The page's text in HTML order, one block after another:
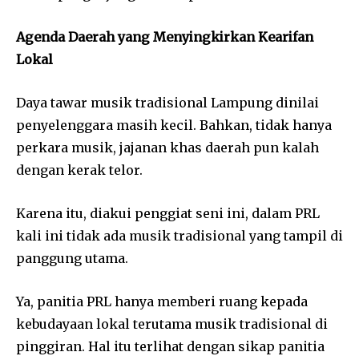
Agenda Daerah yang Menyingkirkan Kearifan
Lokal
Daya tawar musik tradisional Lampung dinilai
penyelenggara masih kecil. Bahkan, tidak hanya
perkara musik, jajanan khas daerah pun kalah
dengan kerak telor.
Karena itu, diakui penggiat seni ini, dalam PRL
kali ini tidak ada musik tradisional yang tampil di
panggung utama.
Ya, panitia PRL hanya memberi ruang kepada
kebudayaan lokal terutama musik tradisional di
pinggiran. Hal itu terlihat dengan sikap panitia